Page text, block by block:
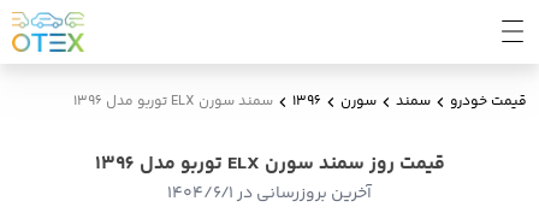
قیمت خودرو سمند سورن 1396 سمند سورن ELX توربو مدل 1396
قیمت روز سمند سورن ELX توربو مدل 1396
آخرین بروزرسانی در ۱۴۰۴/۶/۱